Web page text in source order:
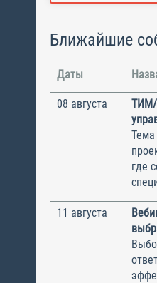
Ближайшие
Даты
08 августа
ТИМ/
где
11 августа